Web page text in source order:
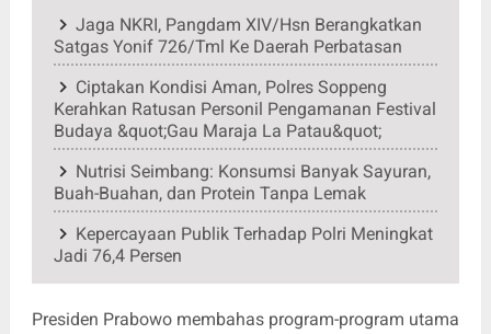
Jaga NKRI, Pangdam XIV/Hsn Berangkatkan
Satgas Yonif 726/Tml Ke Daerah Perbatasan
Ciptakan Kondisi Aman, Polres Soppeng
Kerahkan Ratusan Personil Pengamanan Festival
Budaya &quot;Gau Maraja La Patau&quot;
Nutrisi Seimbang: Konsumsi Banyak Sayuran,
Buah-Buahan, dan Protein Tanpa Lemak
Kepercayaan Publik Terhadap Polri Meningkat
Jadi 76,4 Persen
Presiden Prabowo membahas program-program utama